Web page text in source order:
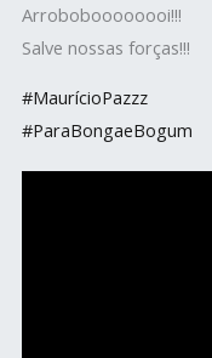
Arroboboooooooi!!!
Salve nossas forças!!!
#MaurícioPazzz
#ParaBongaeBogum